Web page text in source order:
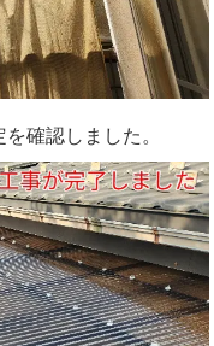
確認しました。